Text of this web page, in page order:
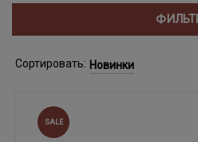
Сортировать: Новинки
SALE